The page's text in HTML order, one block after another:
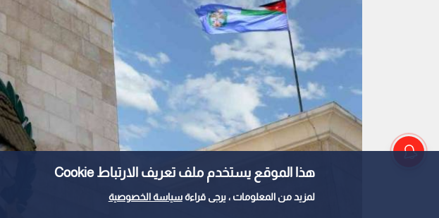
هذا الموقع يستخدم ملف تعريف الارتباط Cookie
لمزيد من المعلومات ، يرجى قراءةسياسة الخصوصية